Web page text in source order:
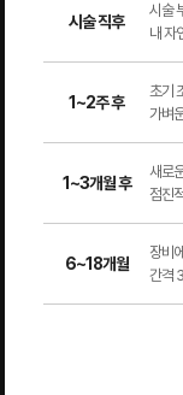
시술 직후
시술
내 자
1~2주 후
초기
가벼
1~3개월 후
새로
점진
6~18개월
장비
간격